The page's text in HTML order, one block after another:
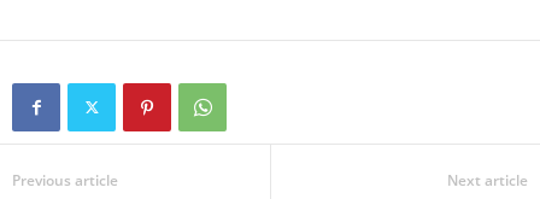
Previous article Next article